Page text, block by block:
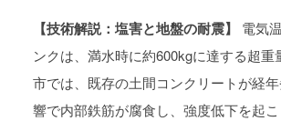
【技術解説：塩害と地盤の耐震】
電気
ンクは、満水時に約600kgに達する超重
市では、既存の土間コンクリートが経
響で内部鉄筋が腐食し、強度低下を起